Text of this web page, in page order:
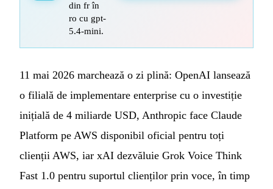
din fr în
ro cu gpt-
5.4-mini.
11 mai 2026 marchează o zi plină: OpenAI lansează
o filială de implementare enterprise cu o investiție
inițială de 4 miliarde USD, Anthropic face Claude
Platform pe AWS disponibil oficial pentru toți
clienții AWS, iar xAI dezvăluie Grok Voice Think
Fast 1.0 pentru suportul clienților prin voce, în timp